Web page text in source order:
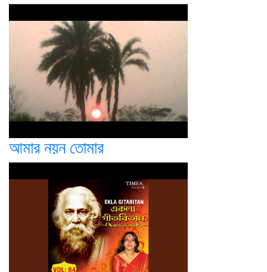
আমার নয়ন তোমার